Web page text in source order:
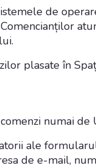
de
plasate în
numai
ale
de e-mail,